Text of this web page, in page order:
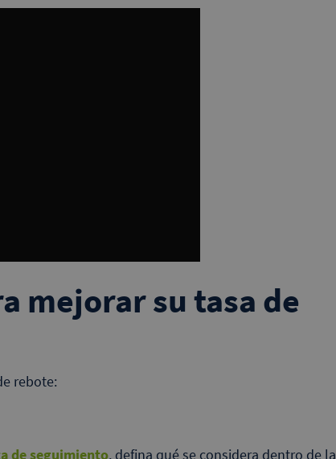
mejorar su tasa de
rebote:
de seguimiento, defina qué se considera dentro de la